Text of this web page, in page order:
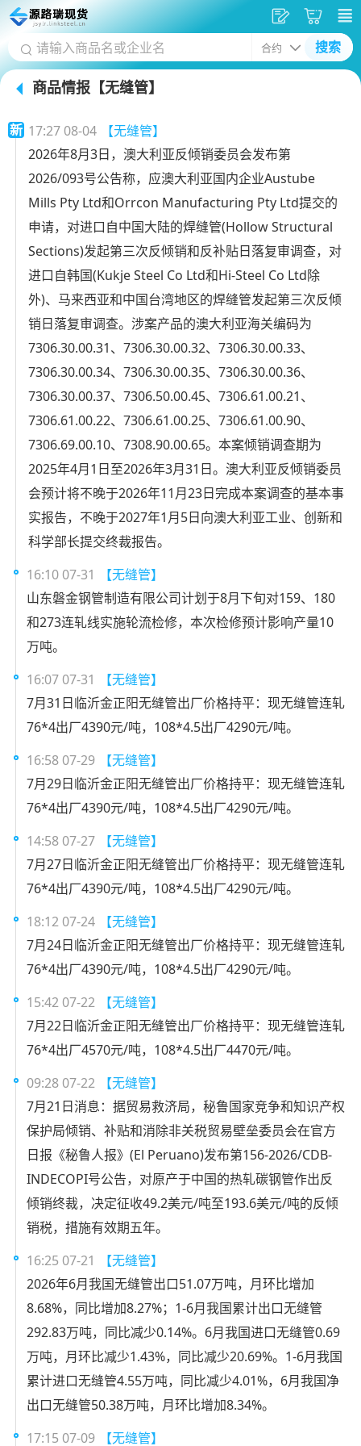
搜索
发
供
采
购
页
商品情报 【无缝管】
新 17:27 08-04
【无缝管】
2026年8月3日，澳大利亚反倾销委员会发布第
2026/093号公告称，应澳大利亚国内企业Austube
Mills Pty Ltd和Orrcon Manufacturing Pty Ltd提交的
申请，对进口自中国大陆的焊缝管(Hollow Structural
Sections)发起第三次反倾销和反补贴日落复审调查，对
进口自韩国(Kukje Steel Co Ltd和Hi-Steel Co Ltd除
外)、马来西亚和中国台湾地区的焊缝管发起第三次反倾
销日落复审调查。涉案产品的澳大利亚海关编码为
7306.30.00.31、7306.30.00.32、7306.30.00.33、
7306.30.00.34、7306.30.00.35、7306.30.00.36、
7306.30.00.37、7306.50.00.45、7306.61.00.21、
7306.61.00.22、7306.61.00.25、7306.61.00.90、
7306.69.00.10、7308.90.00.65。本案倾销调查期为
2025年4月1日至2026年3月31日。澳大利亚反倾销委员
会预计将不晚于2026年11月23日完成本案调查的基本事
实报告，不晚于2027年1月5日向澳大利亚工业、创新和
科学部长提交终裁报告。
16:10 07-31
【无缝管】
山东磐金钢管制造有限公司计划于8月下旬对159、180
和273连轧线实施轮流检修，本次检修预计影响产量10
万吨。
16:07 07-31
【无缝管】
7月31日临沂金正阳无缝管出厂价格持平：现无缝管连轧
76*4出厂4390元/吨，108*4.5出厂4290元/吨。
16:58 07-29
【无缝管】
7月29日临沂金正阳无缝管出厂价格持平：现无缝管连轧
76*4出厂4390元/吨，108*4.5出厂4290元/吨。
14:58 07-27
【无缝管】
7月27日临沂金正阳无缝管出厂价格持平：现无缝管连轧
76*4出厂4390元/吨，108*4.5出厂4290元/吨。
18:12 07-24
【无缝管】
7月24日临沂金正阳无缝管出厂价格持平：现无缝管连轧
76*4出厂4390元/吨，108*4.5出厂4290元/吨。
15:42 07-22
【无缝管】
7月22日临沂金正阳无缝管出厂价格持平：现无缝管连轧
76*4出厂4570元/吨，108*4.5出厂4470元/吨。
09:28 07-22
【无缝管】
7月21日消息：据贸易救济局，秘鲁国家竞争和知识产权
保护局倾销、补贴和消除非关税贸易壁垒委员会在官方
日报《秘鲁人报》(El Peruano)发布第156-2026/CDB-
INDECOPI号公告，对原产于中国的热轧碳钢管作出反
倾销终裁，决定征收49.2美元/吨至193.6美元/吨的反倾
销税，措施有效期五年。
16:25 07-21
【无缝管】
2026年6月我国无缝管出口51.07万吨，月环比增加
8.68%，同比增加8.27%；1-6月我国累计出口无缝管
292.83万吨，同比减少0.14%。6月我国进口无缝管0.69
万吨，月环比减少1.43%，同比减少20.69%。1-6月我国
累计进口无缝管4.55万吨，同比减少4.01%，6月我国净
出口无缝管50.38万吨，月环比增加8.34%。
17:15 07-09
【无缝管】